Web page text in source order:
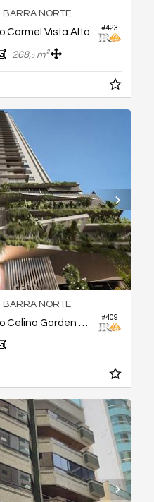
#423
BARRA NORTE
Carmel Vista Alta
268,0m²
#409
BARRA NORTE